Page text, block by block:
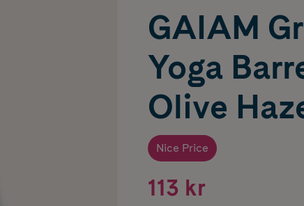
GAIAM
Yoga
Olive
Nice Price
113 kr